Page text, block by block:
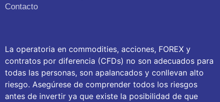
Contacto
La operatoria en commodities, acciones, FOREX y
contratos por diferencia (CFDs) no son adecuados para
todas las personas, son apalancados y conllevan alto
riesgo. Asegúrese de comprender todos los riesgos
antes de invertir ya que existe la posibilidad de que